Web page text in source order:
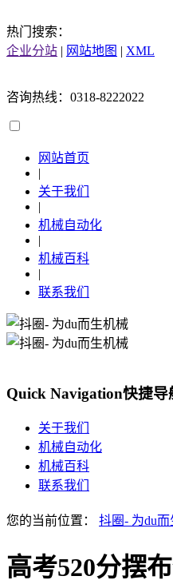
热门搜索：
企业分站 | 网站地图 | XML
咨询热线：0318-8222022
网站首页
|
关于我们
|
机械自动化
|
机械百科
|
联系我们
Quick Navigation快捷导
关于我们
机械自动化
机械百科
联系我们
您的当前位置： 抖圈- 为du而
高考520分摆